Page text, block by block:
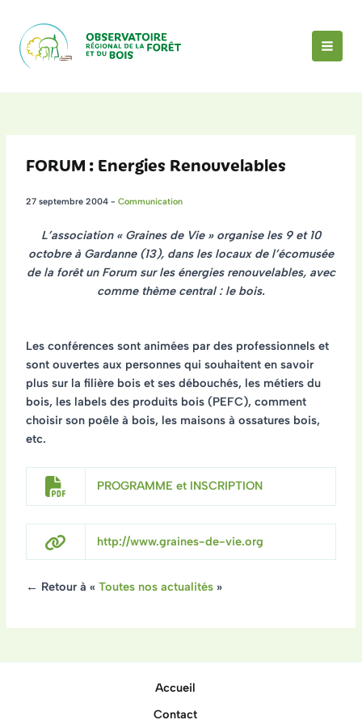
contenu
FORUM : Energies Renouvelables
27 septembre 2004 - Communication
L’association « Graines de Vie » organise les 9 et 10
octobre à Gardanne (13), dans les locaux de l’écomusée
de la forêt un Forum sur les énergies renouvelables, avec
comme thème central : le bois.
Les conférences sont animées par des professionnels et
sont ouvertes aux personnes qui souhaitent en savoir
plus sur la filière bois et ses débouchés, les métiers du
bois, les labels des produits bois (PEFC), comment
choisir son poêle à bois, les maisons à ossatures bois,
etc.
PROGRAMME et INSCRIPTION
http://www.graines-de-vie.org
← Retour à « Toutes nos actualités»
Accueil
Contact